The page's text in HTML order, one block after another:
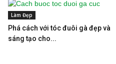
Làm Đẹp
Phá cách với tóc đuôi gà đẹp và
sáng tạo cho...